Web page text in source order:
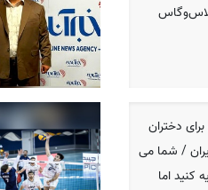
لاس‌وگاس
دختران
/ شما می
کنید اما